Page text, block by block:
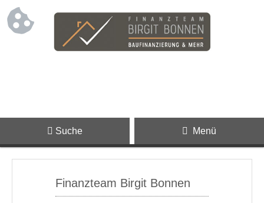
Suche Menü
Finanzteam Birgit Bonnen